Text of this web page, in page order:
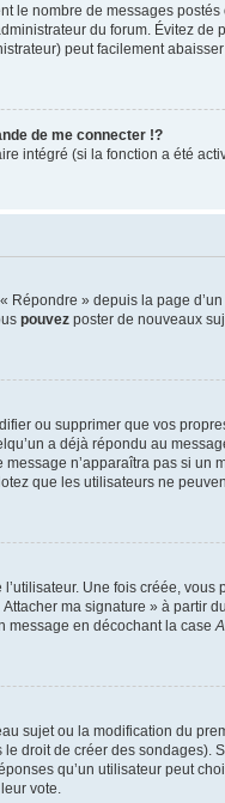
le nombre de messages
du forum. Évitez
peut facilement
de me connecter !?
intégré (si la fonction a été
» depuis la page
pouvez poster de nouveaux
ou supprimer que vos
a déjà répondu au
n’apparaîtra pas si
que les utilisateurs ne
Une fois créée, vous
ma signature » à partir
message en décochant la case
sujet ou la modification du
droit de créer des
qu’un utilisateur peut
vote.